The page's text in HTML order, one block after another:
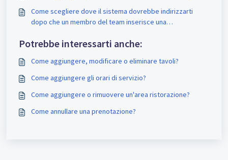
Come scegliere dove il sistema dovrebbe indirizzarti
dopo che un membro del team inserisce una
Potrebbe interessarti anche:
Come aggiungere, modificare o eliminare tavoli?
Come aggiungere gli orari di servizio?
Come aggiungere o rimuovere un'area ristorazione?
Come annullare una prenotazione?